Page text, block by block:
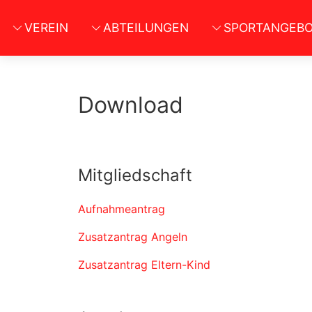
VEREIN ABTEILUNGEN
Download
Mitgliedschaft
Aufnahmeantrag
Zusatzantrag Angeln
Zusatzantrag Eltern-Kind